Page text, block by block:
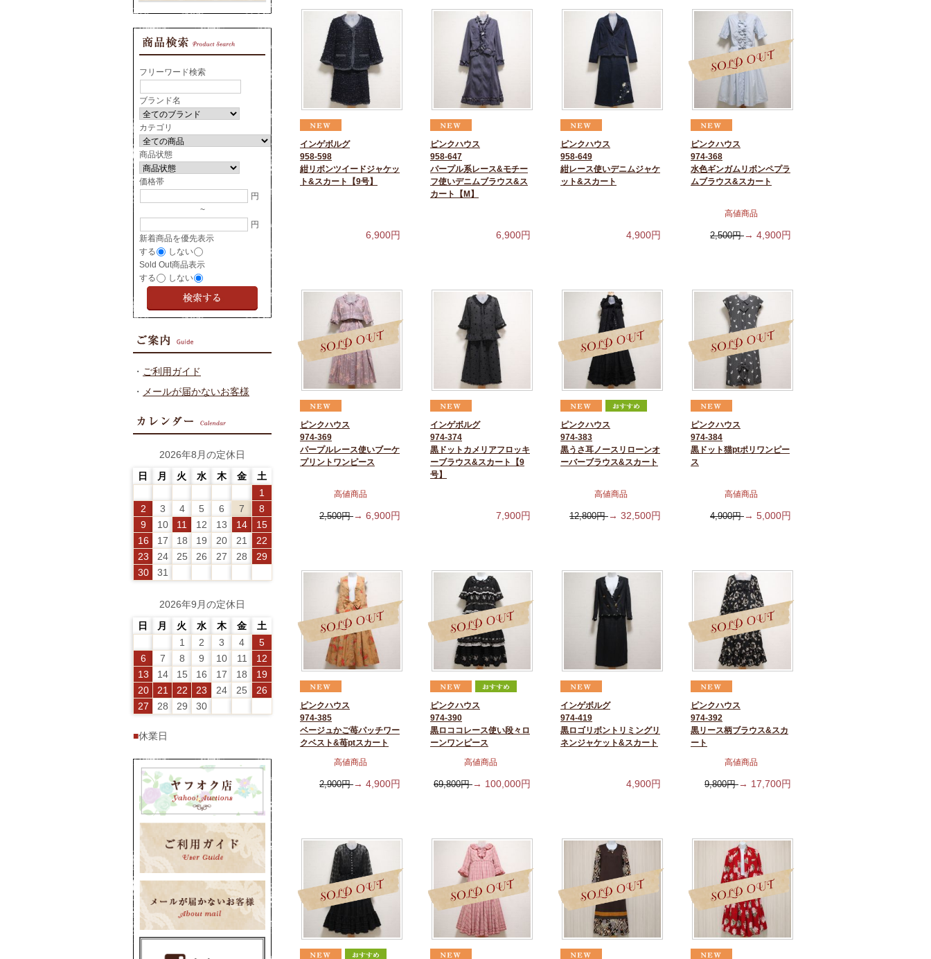
インゲボルグ
958-598
紺リボンツイードジャケッ
ト&スカート【9号】
6,900円
ピンクハウス
958-647
パープル系レース&モチー
フ使いデニムブラウス&ス
カート【M】
6,900円
ピンクハウス
958-649
紺レース使いデニムジャケ
ット&スカート
4,900円
ピンクハウス
974-368
水色ギンガムリボンペプラ
ムブラウス&スカート
高値商品
2,500円→ 4,900円
ピンクハウス
974-369
パープルレース使いブーケ
プリントワンピース
高値商品
2,500円→ 6,900円
インゲボルグ
974-374
黒ドットカメリアフロッキ
ーブラウス&スカート【9
号】
7,900円
ピンクハウス
974-383
黒うさ耳ノースリローンオ
ーバーブラウス&スカート
高値商品
12,800円→ 32,500円
ピンクハウス
974-384
黒ドット猫ptポリワンピー
ス
高値商品
4,900円→ 5,000円
ピンクハウス
974-385
ベージュかご苺パッチワー
クベスト&苺ptスカート
高値商品
2,900円→ 4,900円
ピンクハウス
974-390
黒ロココレース使い段々ロ
ーンワンピース
高値商品
69,800円→ 100,000円
インゲボルグ
974-419
黒ロゴリボントリミングリ
ネンジャケット&スカート
4,900円
ピンクハウス
974-392
黒リース柄ブラウス&スカ
ート
高値商品
9,800円→ 17,700円
フリーワード検索
ブランド名
カテゴリ
商品状態
価格帯
円
~
円
新着商品を優先表示
する
しない
Sold Out商品表示
する
しない
・ ご利用ガイド
・ メールが届かないお客様
2026年8月の定休日
日
月 火 水 木 金
土
1
2
3 4 5 6 7
8
9
10 11 12 13 14
15
16
17 18 19 20 21
22
23
24 25 26 27 28
29
30
31
2026年9月の定休日
日
月 火 水 木 金
土
1
2 3 4
5
6
7 8 9 10 11
12
13
14 15 16 17 18
19
20
21 22 23 24 25
26
27
28 29 30
■休業日